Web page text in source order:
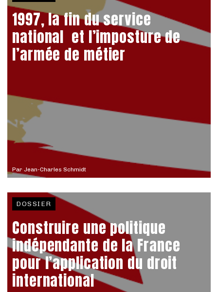
Par Jean-Charles Schmidt
1997, la fin du service
national et l’imposture de
l’armée de métier
DOSSIER
Construire une politique
indépendante de la France
pour l’application du droit
international